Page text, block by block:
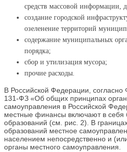
средств массовой информации,
создание городской
озеленение территорий
содержание муниципальных
порядка;
сбор и утилизация мусора;
прочие расходы.
В Российской Федерации,
131‑ФЗ «Об общих принципах
самоуправления в Российской
местные финансы включают в
образований (см. рис. 2). В
образований местное
населением непосредственно и
органы местного самоуправления.